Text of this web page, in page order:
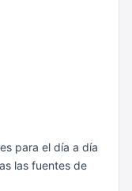
para el día a día
las fuentes de